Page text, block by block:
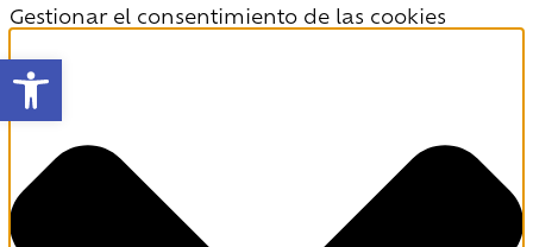
Abrir barra de herramientas
Gestionar el consentimiento de las cookies